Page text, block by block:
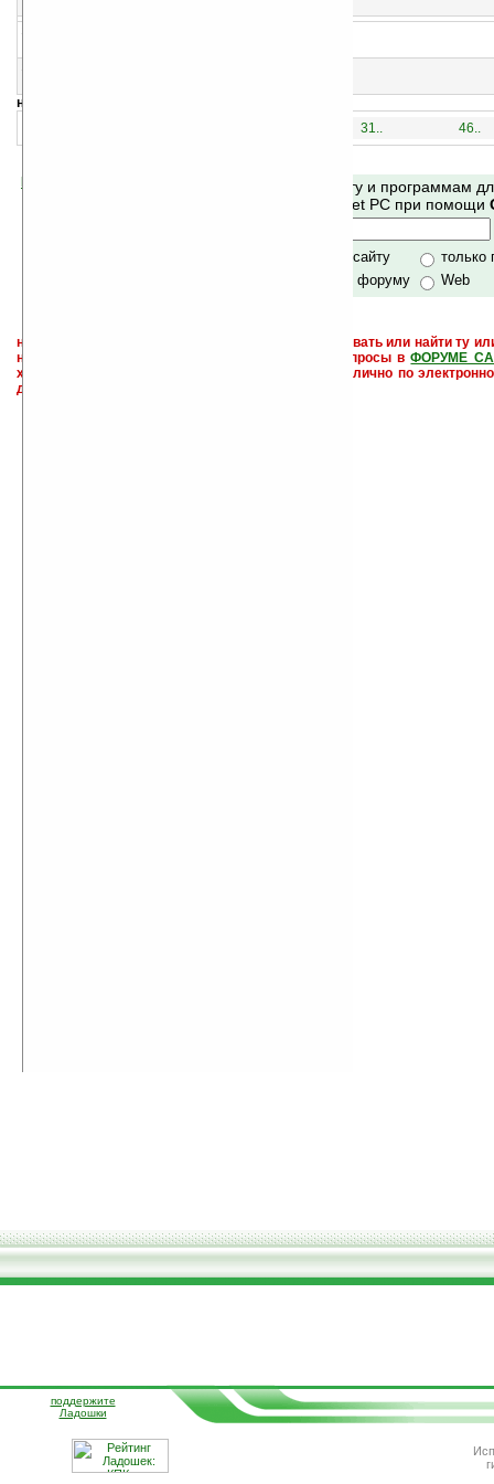
навигация:
31.. 46..
Поиск по сайту и программам
Mobile и Pocket PC при помощи
только по сайту
только
по сайту и форуму
Web
не забывайте, что если Вы не знаете как использовать или найти ту
настроить и с ней разобраться - пишите свои вопросы вФОРУМЕ
характера менеджеры разделов или автор сайта лично по
давать всем не успевают физически.
поддержите
Ладошки